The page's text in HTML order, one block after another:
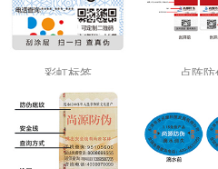
彩虹标签 点阵防